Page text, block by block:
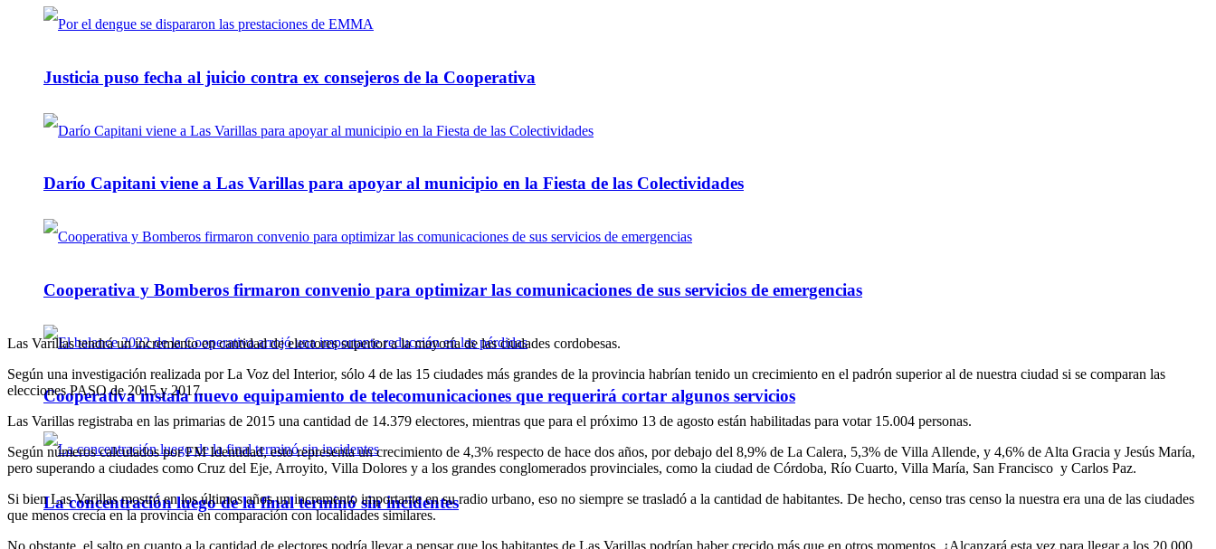
Justicia puso fecha al juicio contra ex consejeros de la Cooperativa
Darío Capitani viene a Las Varillas para apoyar al municipio en la Fiesta de las Colectividades
Cooperativa y Bomberos firmaron convenio para optimizar las comunicaciones de sus servicios de emergencias
Cooperativa instala nuevo equipamiento de telecomunicaciones que requerirá cortar algunos servicios
La concentración luego de la final terminó sin incidentes
Las Varillas tendrá un incremento en cantidad de electores superior a la mayoría de las ciudades cordobesas.
Según una investigación realizada por La Voz del Interior, sólo 4 de las 15 ciudades más grandes de la provincia habrían tenido un crecimiento en el padrón superior al de nuestra ciudad si se comparan las
elecciones PASO de 2015 y 2017.
Las Varillas registraba en las primarias de 2015 una cantidad de 14.379 electores, mientras que para el próximo 13 de agosto están habilitadas para votar 15.004 personas.
Según números calculados por FM Identidad, esto representa un crecimiento de 4,3% respecto de hace dos años, por debajo del 8,9% de La Calera, 5,3% de Villa Allende, y 4,6% de Alta Gracia y Jesús María,
pero superando a ciudades como Cruz del Eje, Arroyito, Villa Dolores y a los grandes conglomerados provinciales, como la ciudad de Córdoba, Río Cuarto, Villa María, San Francisco y Carlos Paz.
Si bien Las Varillas mostró en los últimos años un incremento importante en su radio urbano, eso no siempre se trasladó a la cantidad de habitantes. De hecho, censo tras censo la nuestra era una de las ciudades
que menos crecía en la provincia en comparación con localidades similares.
No obstante, el salto en cuanto a la cantidad de electores podría llevar a pensar que los habitantes de Las Varillas podrían haber crecido más que en otros momentos. ¿Alcanzará esta vez para llegar a los 20.000